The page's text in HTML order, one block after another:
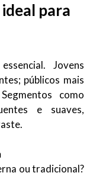
para
Jovens
públicos mais
como
e suaves,
ou tradicional?